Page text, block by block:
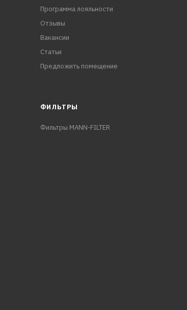
Программа лояльности
Отзывы
Вакансии
Статьи
Предложить помещение
ФИЛЬТРЫ
Фильтры MANN-FILTER